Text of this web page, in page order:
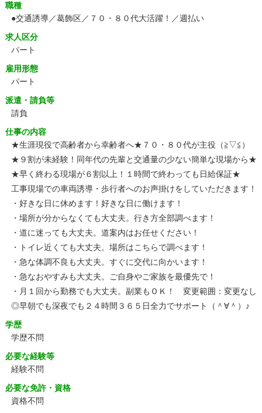
職種
●交通誘導／葛飾区／７０・８０代大活躍！／週払い
求人区分
パート
雇用形態
パート
派遣・請負等
請負
仕事の内容
★生涯現役で高齢者から幸齢者へ★７０・８０代が主役（≧▽≦）
★９割が未経験！同年代の先輩と交通量の少ない簡単な現場から★
★早く終わる現場が６割以上！１時間で終わっても日給保証★
工事現場での車両誘導・歩行者へのお声掛けをしていただきます！
・好きな日に休めます！好きな日に働けます！
・場所が分からなくても大丈夫。行き方全部調べます！
・道に迷っても大丈夫。道案内はお任せください！
・トイレ近くても大丈夫。場所はこちらで調べます！
・急な体調不良も大丈夫。すぐに交代に向かいます！
・急なおやすみも大丈夫。ご自身やご家族を最優先で！
・月１回から勤務でも大丈夫。副業もＯＫ！ 変更範囲：変更なし
◎早朝でも深夜でも２４時間３６５日全力でサポート（＾∀＾）♪
学歴
学歴不問
必要な経験等
経験不問
必要な免許・資格
資格不問